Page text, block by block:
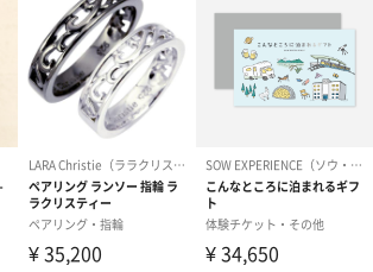
を同梱してお届けします。
産祝いなどのシーンにおすすめです。